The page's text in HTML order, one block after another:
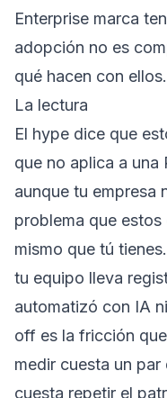
Enterprise marca
adopción no es
qué hacen con ellos.
La lectura
El hype dice que
que no aplica a una
aunque tu empresa
problema que
mismo que tú
tu equipo lleva
automatizó con IA
off es la fricción
medir cuesta un
cuesta repetir el